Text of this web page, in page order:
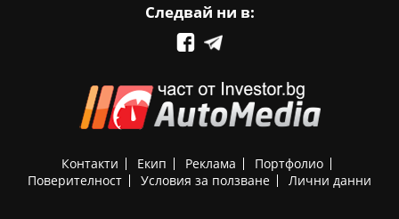
Следвай ни в:
Контакти Екип Реклама
Портфолио
Поверителност
Условия за ползване Лични данни